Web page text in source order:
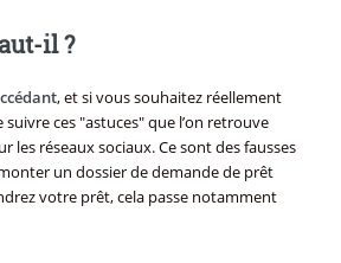
il ?
, et si vous souhaitez réellement
ces "astuces" que l’on retrouve
les réseaux sociaux. Ce sont des fausses
un dossier de demande de prêt
votre prêt, cela passe notamment